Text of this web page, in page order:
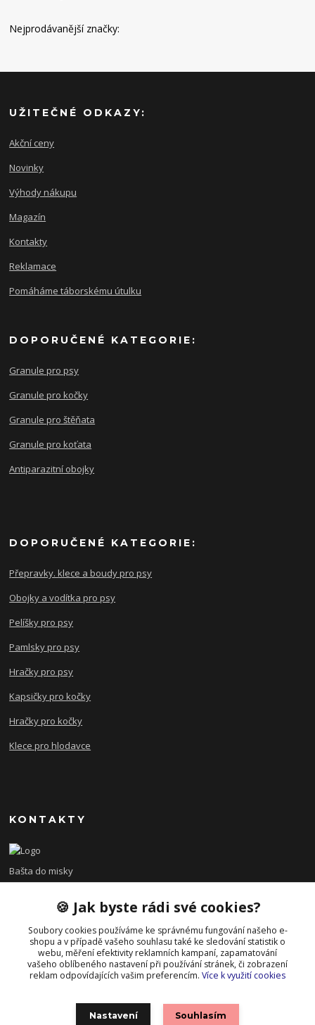
Nejprodávanější značky:
UŽITEČNÉ ODKAZY:
Akční ceny
Novinky
Výhody nákupu
Magazín
Kontakty
Reklamace
Pomáháme táborskému útulku
DOPORUČENÉ KATEGORIE:
Granule pro psy
Granule pro kočky
Granule pro štěňata
Granule pro koťata
Antiparazitní obojky
DOPORUČENÉ KATEGORIE:
Přepravky. klece a boudy pro psy
Obojky a vodítka pro psy
Pelíšky pro psy
Pamlsky pro psy
Hračky pro psy
Kapsičky pro kočky
Hračky pro kočky
Klece pro hlodavce
KONTAKTY
Bašta do misky
+420 608 479 610
po - pá 8:00 - 15:00
info@bastadomisky.cz
🍪 Jak byste rádi své cookies?
Soubory cookies používáme ke správnému fungování našeho e-
shopu a v případě vašeho souhlasu také ke sledování statistik o
webu, měření efektivity reklamních kampaní, zapamatování
vašeho oblíbeného nastavení při používání stránek, či zobrazení
reklam odpovídajících vašim preferencím. Více k využití cookies
Nastavení Souhlasím